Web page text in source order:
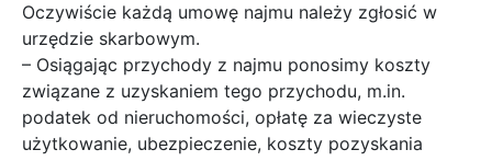
Oczywiście każdą umowę najmu należy zgłosić w
urzędzie skarbowym.
– Osiągając przychody z najmu ponosimy koszty
związane z uzyskaniem tego przychodu, m.in.
podatek od nieruchomości, opłatę za wieczyste
użytkowanie, ubezpieczenie, koszty pozyskania